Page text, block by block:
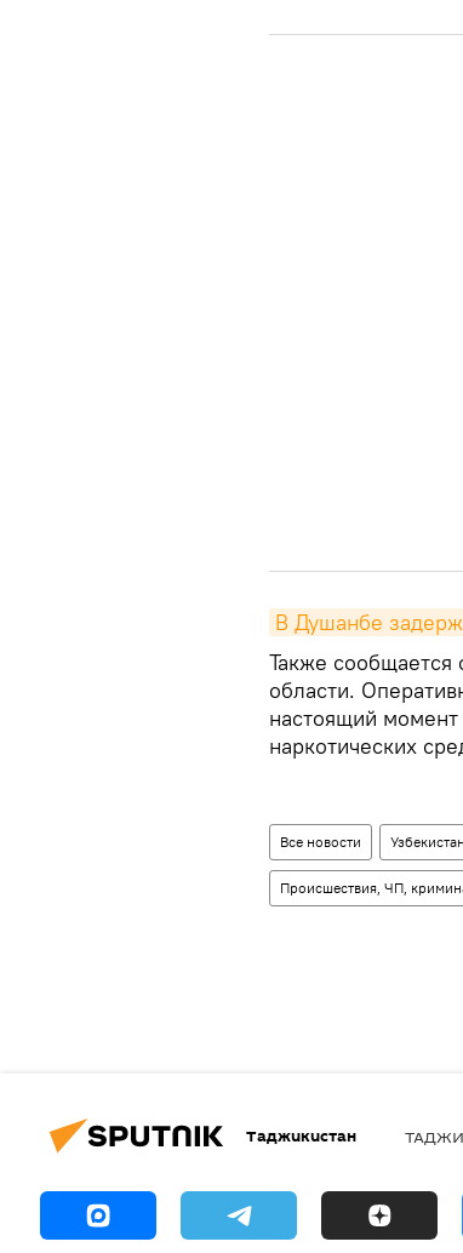
В Душанбе
Также сообщается
области.
настоящий
наркотических
Все новости Узбекистан
Происшествия, ЧП,
Таджикистан